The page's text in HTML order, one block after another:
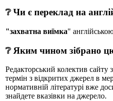
❔ Чи є переклад на
"захватна виїмка"
❔ Яким чином зібрано
Редакторський колектив сайту
термін з відкритих джерел в
нормативній літературі вже
знайдете вказівки на джерело.